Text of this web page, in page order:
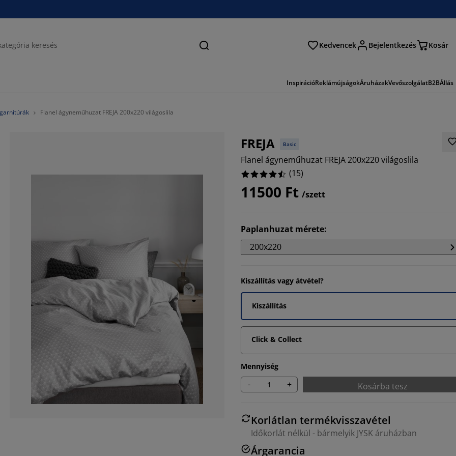
Keresés Kedvencek Bejelentkezés Kosár
InspirációReklámújságokÁruházakVevőszolgálatB2BÁllás
Flanel ágyneműhuzat FREJA 200x220 világoslila
FREJA Basic
Flanel ágyneműhuzat FREJA 200x220 világoslila
(15)
11500 Ft /szett
Paplanhuzat mérete:
200x220
Kiszállítás vagy átvétel?
Kiszállítás
Click & Collect
Mennyiség
- + Kosárba tesz
Korlátlan termékvisszavétel
Időkorlát nélkül - bármelyik JYSK áruházban
Árgarancia
6.666666666666667%
6.666666666666667%